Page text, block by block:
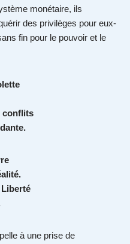
monétaire, ils
des privilèges pour eux-
fin pour le pouvoir et le
conflits
à une prise de